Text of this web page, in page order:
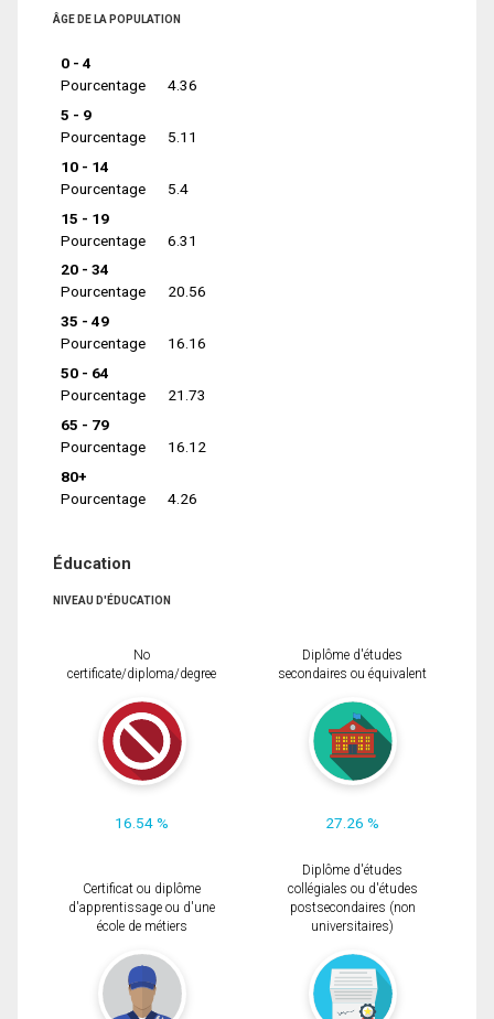
ÂGE DE LA POPULATION
0 - 4
Pourcentage
4.36
5 - 9
Pourcentage
5.11
10 - 14
Pourcentage
5.4
15 - 19
Pourcentage
6.31
20 - 34
Pourcentage
20.56
35 - 49
Pourcentage
16.16
50 - 64
Pourcentage
21.73
65 - 79
Pourcentage
16.12
80+
Pourcentage
4.26
Éducation
NIVEAU D'ÉDUCATION
No
certificate/diploma/degree
16.54 %
Diplôme d'études
secondaires ou équivalent
27.26 %
Certificat ou diplôme
d'apprentissage ou d'une
école de métiers
Diplôme d'études
collégiales ou d'études
postsecondaires (non
universitaires)